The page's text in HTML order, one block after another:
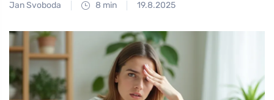
Jan Svoboda 8 min 19.8.2025